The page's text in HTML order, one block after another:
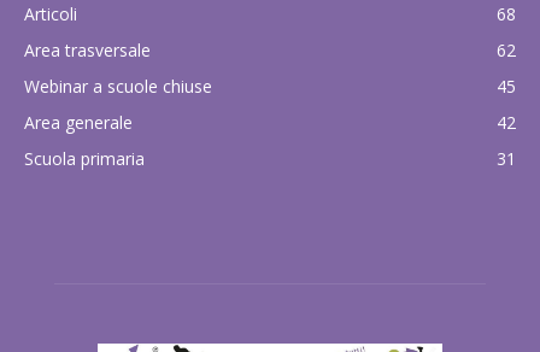
Articoli
68
Area trasversale
62
Webinar a scuole chiuse
45
Area generale
42
Scuola primaria
31